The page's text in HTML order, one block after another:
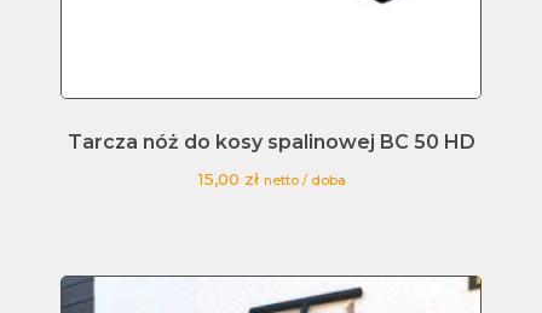
Tarcza nóż do kosy spalinowej BC 50 HD
15,00 zł netto / doba